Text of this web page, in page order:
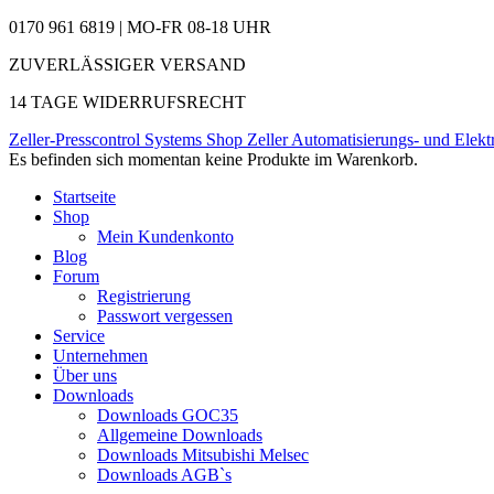
0170 961 6819 | MO-FR 08-18 UHR
ZUVERLÄSSIGER VERSAND
14 TAGE WIDERRUFSRECHT
Zeller-Presscontrol Systems Shop Zeller Automatisierungs- und
Es befinden sich momentan keine Produkte im Warenkorb.
Startseite
Shop
Mein Kundenkonto
Blog
Forum
Registrierung
Passwort vergessen
Service
Unternehmen
Über uns
Downloads
Downloads GOC35
Allgemeine Downloads
Downloads Mitsubishi Melsec
Downloads AGB`s